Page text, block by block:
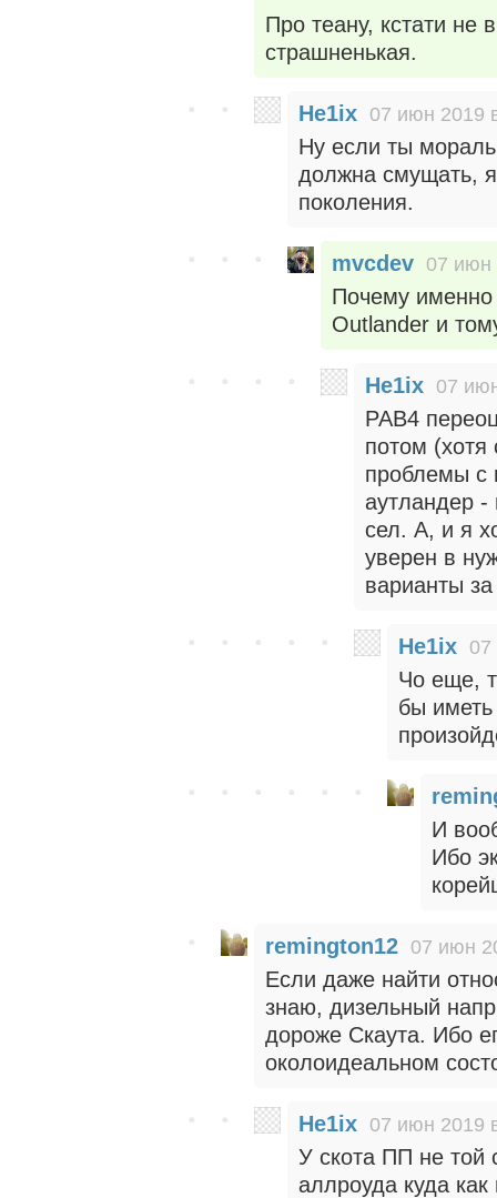
Про теану, кстати не
страшненькая.
He1ix 07 июн 2019
Ну если ты
должна смущать,
поколения.
mvcdev 07 июн
Почему именно
Outlander и
He1ix 07
РАВ4
потом (хотя
проблемы с
аутландер -
сел. А, и я
уверен в
варианты
He1ix 07
Чо еще,
бы иметь
И
Ибо
remington12 07 июн
Если даже найти
знаю, дизельный
дороже Скаута. Ибо
околоидеальном
He1ix 07 июн 2019
У скота ПП не той
аллроуда куда